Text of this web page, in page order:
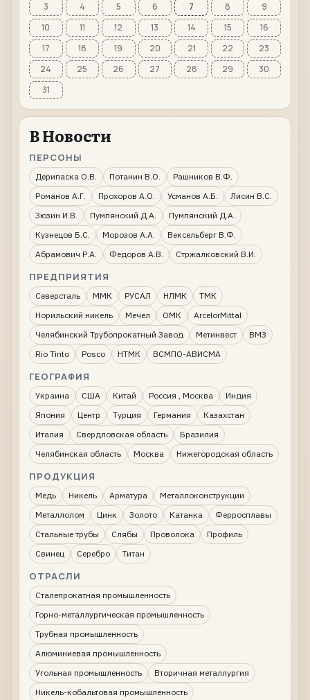
3
4 5 6 7 8
9
10
11 12 13 14 15
16
17
18 19 20 21 22
23
24
25 26 27 28 29
30
31
В Новости
ПЕРСОНЫ
Дерипаска О.В. Потанин В.О.
Рашников В.Ф.
Романов А.Г.
Прохоров А.О. Усманов А.Б.
Лисин В.С.
Зюзин И.В.
Пумпянский Д.А.
Пумпянский Д.А.
Кузнецов Б.С.
Морозов А.А.
Вексельберг В.Ф.
Абрамович Р.А.
Федоров А.В. Стржалковский В.И.
ПРЕДПРИЯТИЯ
Северсталь ММК РУСАЛ НЛМК
ТМК
Норильский никель
Мечел ОМК
ArcelorMittal
Челябинский Трубопрокатный Завод
Метинвест
ВМЗ
Rio Tinto
Posco НТМК ВСМПО-АВИСМА
ГЕОГРАФИЯ
Украина США Китай Россия , Москва
Индия
Япония
Центр Турция Германия
Казахстан
Италия
Свердловская область
Бразилия
Челябинская область
Москва Нижегородская область
ПРОДУКЦИЯ
Медь Никель Арматура
Металлоконструкции
Металлолом
Цинк Золото Катанка
Ферросплавы
Стальные трубы
Слябы Проволока
Профиль
Свинец
Серебро Титан
ОТРАСЛИ
Сталепрокатная промышленность
Горно-металлургическая промышленность
Трубная промышленность
Алюминиевая промышленность
Угольная промышленность
Вторичная металлургия
Никель-кобальтовая промышленность